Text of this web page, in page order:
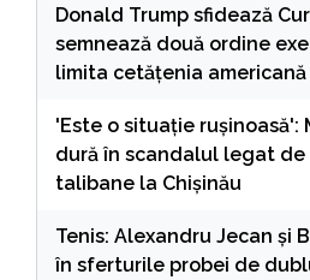
Donald Trump sfidează
semnează două ordine
limita cetățenia
'Este o situație rușinoasă':
dură în scandalul legat
talibane la Chișinău
Tenis: Alexandru Jecan şi
în sferturile probei de